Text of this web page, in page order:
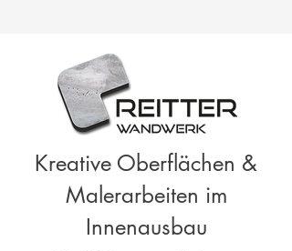
Kreative Oberflächen &
Malerarbeiten im
Innenausbau